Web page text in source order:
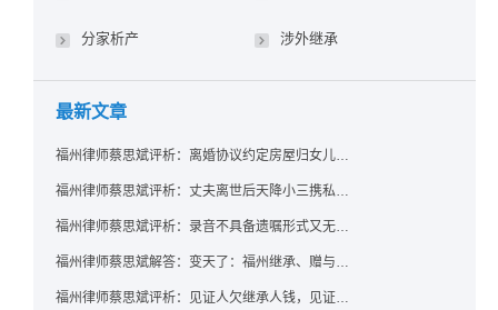
分家析产 涉外继承
最新文章
福州律师蔡思斌评析：离婚协议约定房屋归女儿所有，父亲去世后继母能否拒绝过户？
福州律师蔡思斌评析：丈夫离世后天降小三携私生子争遗产，法院正义判决保住原配80%份额！
福州律师蔡思斌评析：录音不具备遗嘱形式又无法证明赠与意愿——法院：按法定继承处理
福州律师蔡思斌解答：变天了：福州继承、赠与房产转让要收20%个税？福州国税官方回复来了！
福州律师蔡思斌评析：见证人欠继承人钱，见证遗嘱还有效吗？